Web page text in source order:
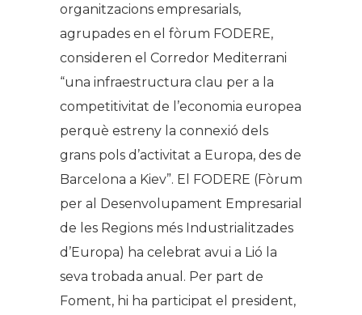
organitzacions empresarials,
agrupades en el fòrum FODERE,
consideren el Corredor Mediterrani
“una infraestructura clau per a la
competitivitat de l’economia europea
perquè estreny la connexió dels
grans pols d’activitat a Europa, des de
Barcelona a Kiev”. El FODERE (Fòrum
per al Desenvolupament Empresarial
de les Regions més Industrialitzades
d’Europa) ha celebrat avui a Lió la
seva trobada anual. Per part de
Foment, hi ha participat el president,